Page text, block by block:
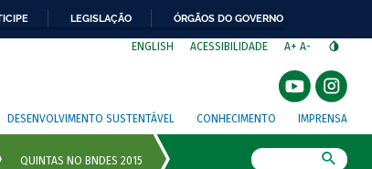
LEGISLAÇÃO ÓRGÃOS DO GOVERNO
ENGLISH ACESSIBILIDADE A+ A-
DESENVOLVIMENTO SUSTENTÁVEL CONHECIMENTO IMPRENSA